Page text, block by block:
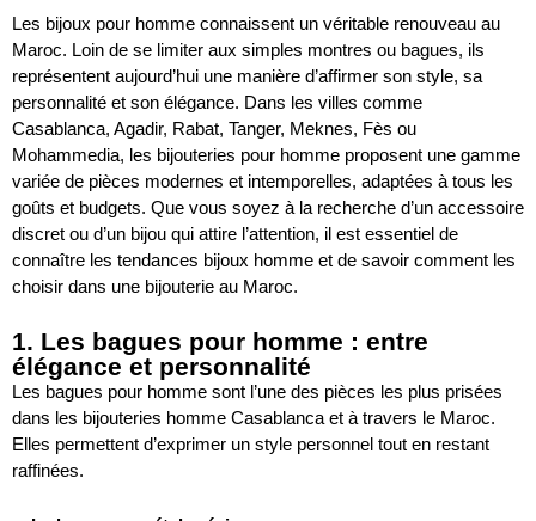
Les bijoux pour homme connaissent un véritable renouveau au
Maroc. Loin de se limiter aux simples montres ou bagues, ils
représentent aujourd’hui une manière d’affirmer son style, sa
personnalité et son élégance. Dans les villes comme
Casablanca, Agadir, Rabat, Tanger, Meknes, Fès ou
Mohammedia, les bijouteries pour homme proposent une gamme
variée de pièces modernes et intemporelles, adaptées à tous les
goûts et budgets. Que vous soyez à la recherche d’un accessoire
discret ou d’un bijou qui attire l’attention, il est essentiel de
connaître les tendances bijoux homme et de savoir comment les
choisir dans une bijouterie au Maroc.
1. Les bagues pour homme : entre
élégance et personnalité
Les bagues pour homme sont l’une des pièces les plus prisées
dans les bijouteries homme Casablanca et à travers le Maroc.
Elles permettent d’exprimer un style personnel tout en restant
raffinées.